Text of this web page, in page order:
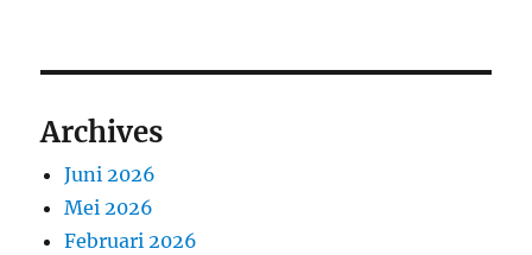
Archives
Juni 2026
Mei 2026
Februari 2026